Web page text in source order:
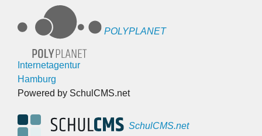
POLYPLANET
Internetagentur
Hamburg
Powered by SchulCMS.net
SchulCMS.net